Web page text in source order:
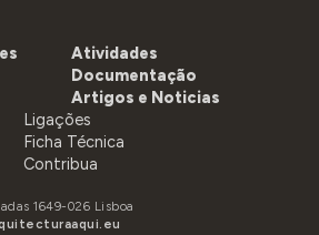
Atividades
Documentação
Artigos e Noticias
Ligações
Ficha Técnica
Contribua
1649-026 Lisboa